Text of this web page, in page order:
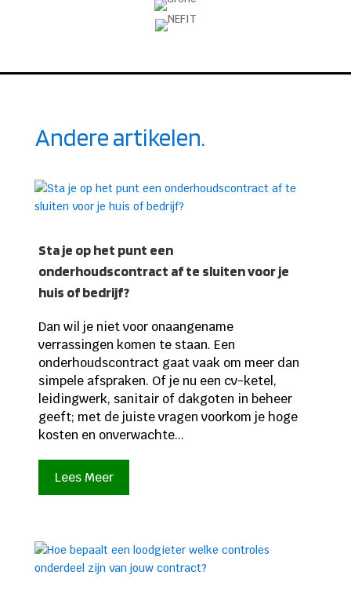
Andere artikelen.
Sta je op het punt een
onderhoudscontract af te sluiten voor je
huis of bedrijf?
Dan wil je niet voor onaangename
verrassingen komen te staan. Een
onderhoudscontract gaat vaak om meer dan
simpele afspraken. Of je nu een cv-ketel,
leidingwerk, sanitair of dakgoten in beheer
geeft; met de juiste vragen voorkom je hoge
kosten en onverwachte...
Lees Meer